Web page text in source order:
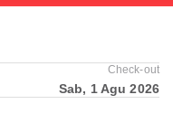
Check-out
Sab, 1 Agu 2026